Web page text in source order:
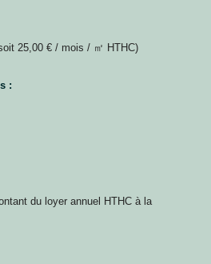
25,00 € / mois / ㎡ HTHC)
:
du loyer annuel HTHC à la